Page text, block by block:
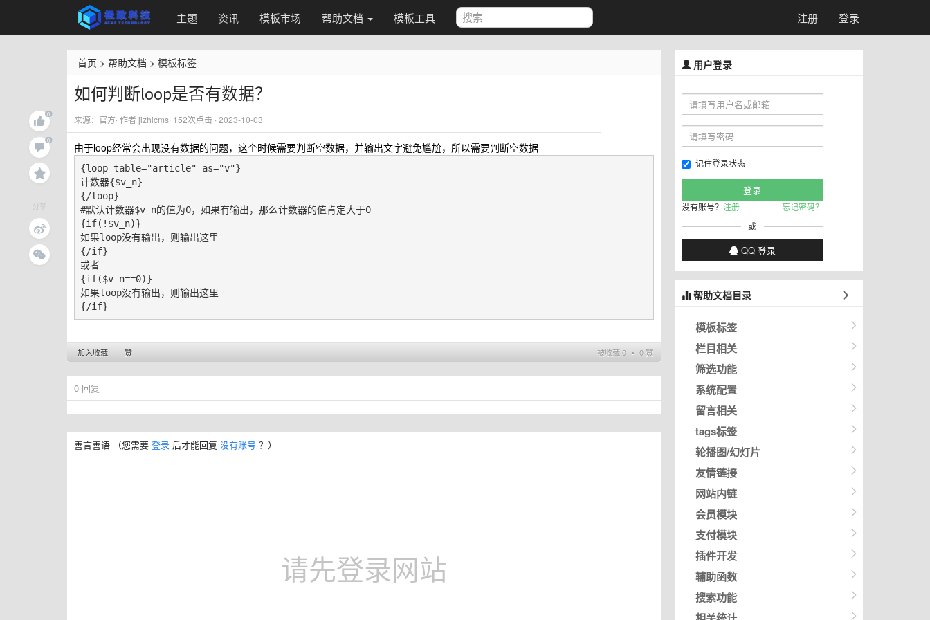
主题 资讯 模板市场 帮助文档 模板工具 注册 登录
首页 > 帮助文档 > 模板标签
如何判断loop是否有数据？
来源：官方· 作者 jizhicms· 152次点击 · 2023-10-03
由于loop经常会出现没有数据的问题，这个时候需要判断空数据，并输出文字避免尴尬，所以需要判断空数据
{loop table="article" as="v"}
计数器{$v_n}
{/loop}
#默认计数器$v_n的值为0，如果有输出，那么计数器的值肯定大于0
{if(!$v_n)}
如果loop没有输出，则输出这里
{/if}
或者
{if($v_n==0)}
如果loop没有输出，则输出这里
{/if}
被收藏 0 ∙ 0 赞
加入收藏 赞
0 回复
善言善语 （您需要 登录 后才能回复 没有账号 ？）
请先登录网站
用户登录
记住登录状态
没有账号？ 注册
忘记密码？
或
QQ 登录
帮助文档目录
模板标签
栏目相关
筛选功能
系统配置
留言相关
tags标签
轮播图/幻灯片
友情链接
网站内链
会员模块
支付模块
插件开发
辅助函数
搜索功能